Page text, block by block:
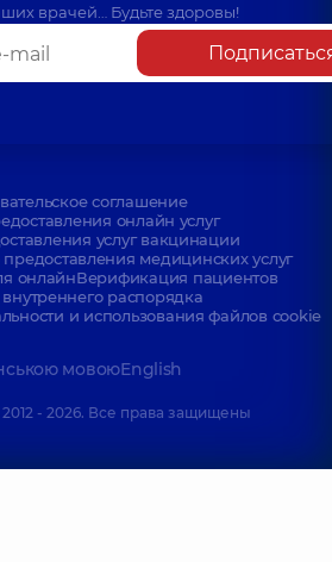
врачей… Будьте здоровы!
соглашение
онлайн услуг
услуг вакцинации
медицинских услуг
онлайнВерификация пациентов
распорядка
и использования файлов cookie
мовоюEnglish
- 2026. Все права защищены